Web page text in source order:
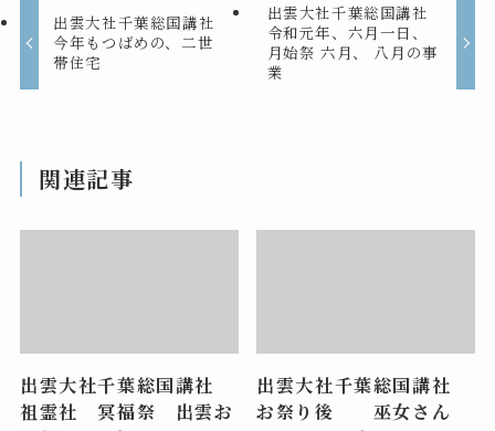
出雲大社千葉総国講社
今年もつばめの、二世
帯住宅
出雲大社千葉総国講社
令和元年、六月一日、
月始祭 六月、 八月の事
業
関連記事
出雲大社千葉総国講社
祖霊社 冥福祭 出雲お
出雲大社千葉総国講社
お祭り後 巫女さん